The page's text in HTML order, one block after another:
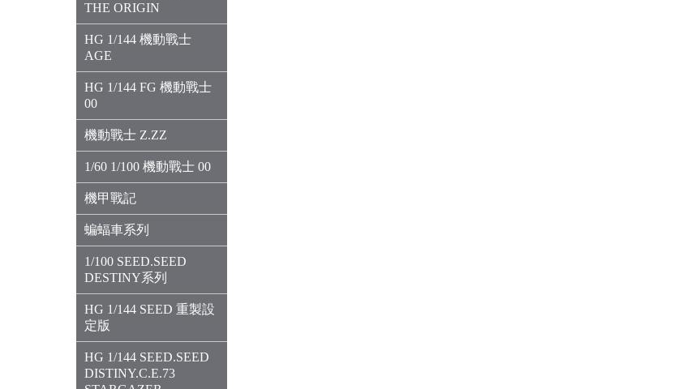
THE ORIGIN
HG 1/144 機動戰士
AGE
HG 1/144 FG 機動戰士
00
機動戰士 Z.ZZ
1/60 1/100 機動戰士 00
機甲戰記
蝙蝠車系列
1/100 SEED.SEED
DESTINY系列
HG 1/144 SEED 重製設
定版
HG 1/144 SEED.SEED
DISTINY.C.E.73